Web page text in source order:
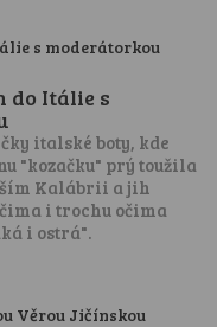
do Itálie s
italské boty, kde
"kozačku" prý toužila
Kalábrii a jih
i trochu očima
i ostrá".